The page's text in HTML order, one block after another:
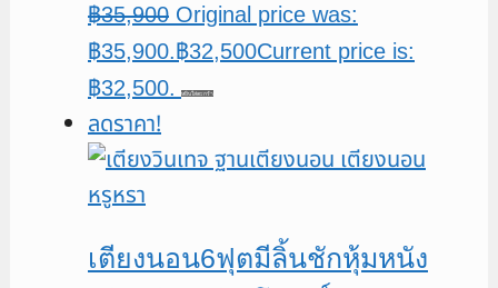
฿35,900 Original price was:
฿35,900.฿32,500Current price is:
฿32,500.
หยิบใส่ตะกร้า
ลดราคา!
เตียงนอน6ฟุตมีลิ้นชักหุ้มหนัง